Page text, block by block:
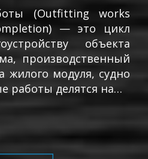
(Outfitting works
— это цикл
объекта
производственный
жилого модуля, судно
работы делятся на…